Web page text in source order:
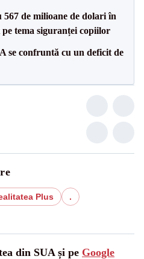
567 de milioane de dolari în
tema siguranței copiilor
se confruntă cu un deficit de
Plus
.
din SUA și pe Google